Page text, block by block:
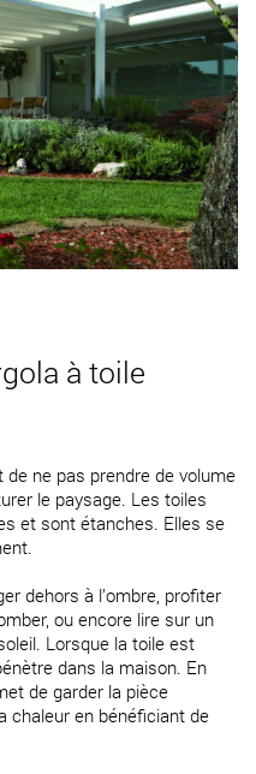
à toile
ne pas prendre de volume
le paysage. Les toiles
et sont étanches. Elles se
dehors à l’ombre, profiter
ou encore lire sur un
Lorsque la toile est
dans la maison. En
de garder la pièce
chaleur en bénéficiant de